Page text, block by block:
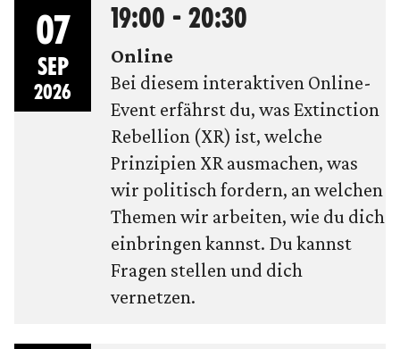
07
SEP
2026
19:00 - 20:30
Online
Bei diesem interaktiven Online-
Event erfährst du, was Extinction
Rebellion (XR) ist, welche
Prinzipien XR ausmachen, was
wir politisch fordern, an welchen
Themen wir arbeiten, wie du dich
einbringen kannst. Du kannst
Fragen stellen und dich
vernetzen.